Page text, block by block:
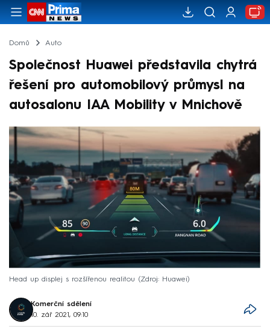
Domů Auto
Společnost Huawei představila chytrá
řešení pro automobilový průmysl na
autosalonu IAA Mobility v Mnichově
Head up displej s rozšířenou realitou Zdroj: Huawei
Komerční sdělení
10. zář 2021, 09:10